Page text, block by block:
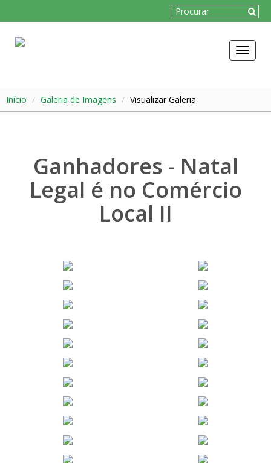
Toggle
Início Galeria de Imagens Visualizar Galeria
Ganhadores - Natal
Legal é no Comércio
Local II